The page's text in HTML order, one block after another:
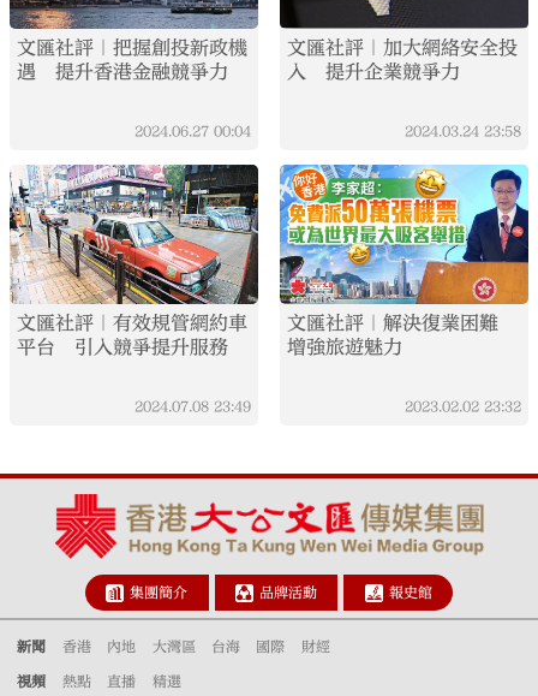
文匯社評｜把握創投新政機
遇 提升香港金融競爭力
2024.06.27 00:04
文匯社評｜加大網絡安全投
入 提升企業競爭力
2024.03.24 23:58
文匯社評｜有效規管網約車
平台 引入競爭提升服務
2024.07.08 23:49
文匯社評｜解決復業困難
增強旅遊魅力
2023.02.02 23:32
集團簡介 品牌活動 報史館
新聞 香港 內地 大灣區 台海 國際 財經
視頻 熱點 直播 精選